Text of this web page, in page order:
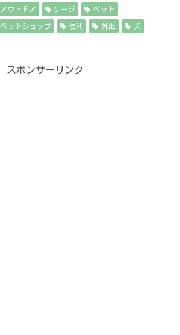
アウトドア ケージ ペット
ペットショップ 便利 外出 犬
スポンサーリンク